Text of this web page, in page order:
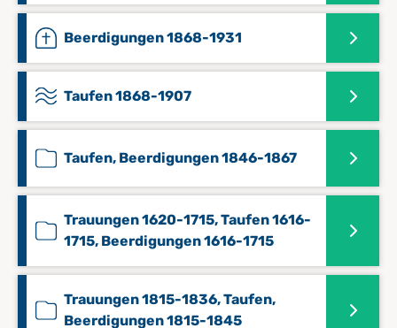
Beerdigungen 1868-1931
Taufen 1868-1907
Taufen, Beerdigungen 1846-1867
Trauungen 1620-1715, Taufen 1616-
1715, Beerdigungen 1616-1715
Trauungen 1815-1836, Taufen,
Beerdigungen 1815-1845